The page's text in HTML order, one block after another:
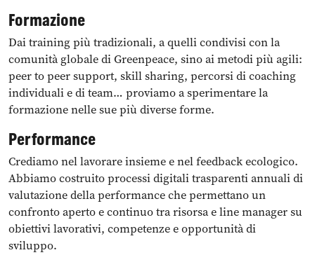
Formazione
Dai training più tradizionali, a quelli condivisi con la
comunità globale di Greenpeace, sino ai metodi più agili:
peer to peer support, skill sharing, percorsi di coaching
individuali e di team… proviamo a sperimentare la
formazione nelle sue più diverse forme.
Performance
Crediamo nel lavorare insieme e nel feedback ecologico.
Abbiamo costruito processi digitali trasparenti annuali di
valutazione della performance che permettano un
confronto aperto e continuo tra risorsa e line manager su
obiettivi lavorativi, competenze e opportunità di
sviluppo.